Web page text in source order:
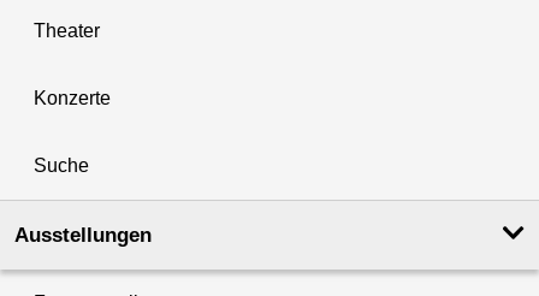
Theater
Konzerte
Suche
Ausstellungen